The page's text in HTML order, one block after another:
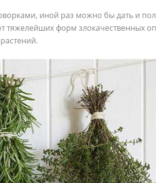
иной раз можно бы дать и
тяжелейших форм злокачественных